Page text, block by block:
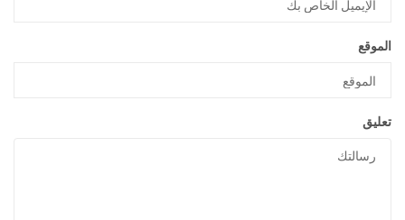
الموقع
تعليق